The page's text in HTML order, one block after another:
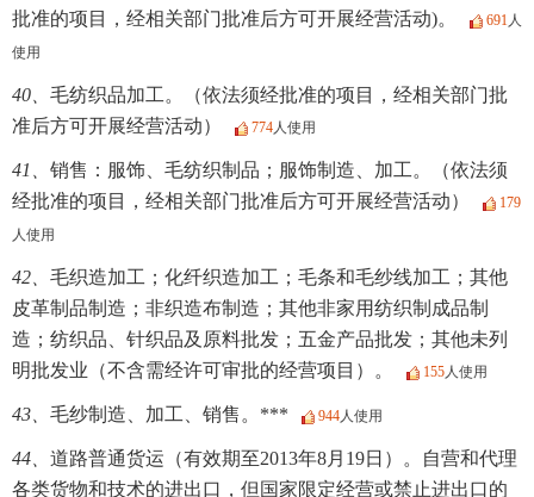
批准的项目，经相关部门批准后方可开展经营活动)。
691人
使用
40、 毛纺织品加工。（依法须经批准的项目，经相关部门批
准后方可开展经营活动）
774人使用
41、 销售：服饰、毛纺织制品；服饰制造、加工。（依法须
经批准的项目，经相关部门批准后方可开展经营活动）
179
人使用
42、 毛织造加工；化纤织造加工；毛条和毛纱线加工；其他
皮革制品制造；非织造布制造；其他非家用纺织制成品制
造；纺织品、针织品及原料批发；五金产品批发；其他未列
明批发业（不含需经许可审批的经营项目）。
155人使用
43、 毛纱制造、加工、销售。*** 944人使用
44、 道路普通货运（有效期至2013年8月19日）。自营和代理
各类货物和技术的进出口，但国家限定经营或禁止进出口的